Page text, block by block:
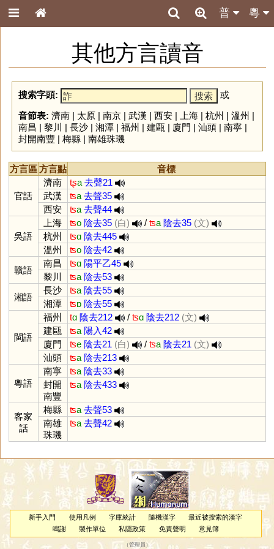
粵
普
其他方言讀音
搜索字頭:
或
音節表: 濟南| 太原| 南京| 武漢 | 西安| 上海| 杭州 | 溫州 |
南昌 | 黎川 | 長沙| 湘潭| 福州 | 建甌 | 廈門 | 汕頭| 南寧|
封開南豐 | 梅縣| 南雄珠璣
方言區方言點 音標
官話
濟南 tʂa 去聲21
武漢
ʦa 去聲35
西安
ʦa 去聲44
吳語
上海 ʦo 陰去35 (白) / ʦa 陰去35 (文)
杭州
ʦɑ 陰去445
溫州
ʦo 陰去42
贛語
南昌 ʦɑ 陽平乙45
黎川
ʦa 陰去53
湘語
長沙 ʦa 陰去55
湘潭
ʦɒ 陰去55
閩語
福州 tɑ 陰去212 / ʦɑ 陰去212 (文)
建甌
ʦa 陽入42
廈門
ʦe 陰去21 (白) / ʦa 陰去21 (文)
汕頭
ʦa 陰去213
粵語
南寧 ʦa 陰去33
封開
南豐
ʦa 陰去433
客家
話
梅縣 ʦa 去聲53
南雄
珠璣
ʦa 去聲42
新手入門 使用凡例 字庫統計 隨機漢字
最近被搜索的漢字
鳴謝
製作單位 私隱政策 免責聲明 意見簿
（管理員 ）